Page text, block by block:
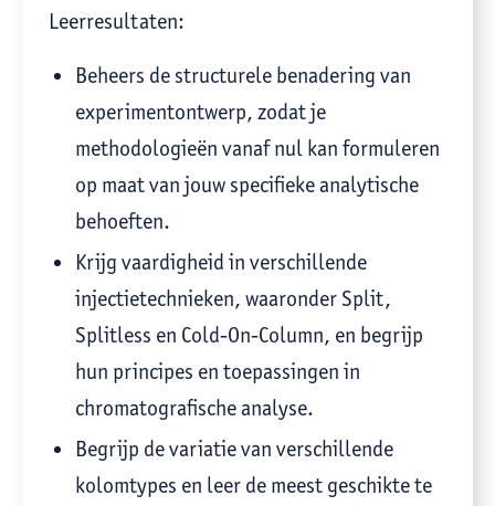
Leerresultaten:
Beheers de structurele benadering van
experimentontwerp, zodat je
methodologieën vanaf nul kan formuleren
op maat van jouw specifieke analytische
behoeften.
Krijg vaardigheid in verschillende
injectietechnieken, waaronder Split,
Splitless en Cold-On-Column, en begrijp
hun principes en toepassingen in
chromatografische analyse.
Begrijp de variatie van verschillende
kolomtypes en leer de meest geschikte te